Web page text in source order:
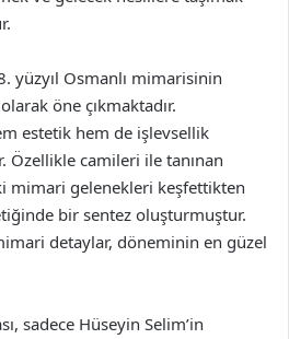
yüzyıl Osmanlı mimarisinin
öne çıkmaktadır.
estetik hem de işlevsellik
Özellikle camileri ile tanınan
mimari gelenekleri keşfettikten
bir sentez oluşturmuştur.
detaylar, döneminin en güzel
sadece Hüseyin Selim’in